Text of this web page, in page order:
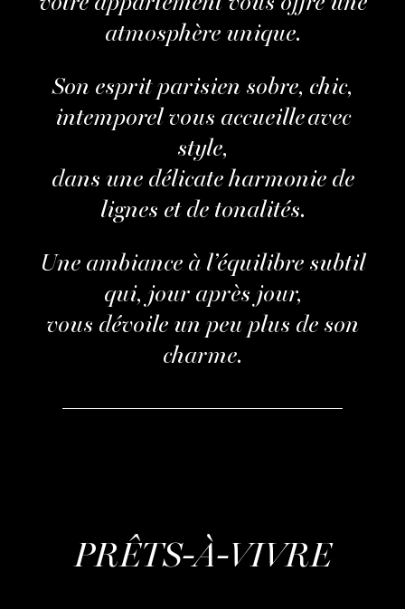
atmosphère unique.
Son esprit parisien sobre, chic,
intemporel vous accueille avec
style,
dans une délicate harmonie de
lignes et de tonalités.
Une ambiance à l’équilibre subtil
qui, jour après jour,
vous dévoile un peu plus de son
charme.
PRÊTS-À-VIVRE